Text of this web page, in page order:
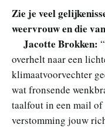
Zie je veel
weervrouw en die
Jacotte Brokken:
overhelt naar een
klimaatvoorvechter
wat fronsende
taalfout in een mail of
verstomming jouw